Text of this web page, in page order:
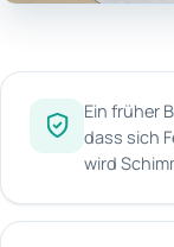
Ein früher
dass sich
wird